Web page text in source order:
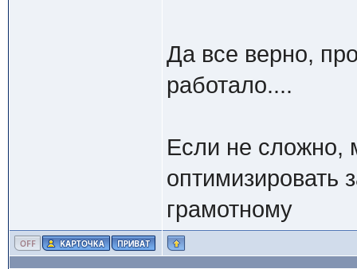
Да все верно,
работало....
Если не сложно,
оптимизировать
грамотному